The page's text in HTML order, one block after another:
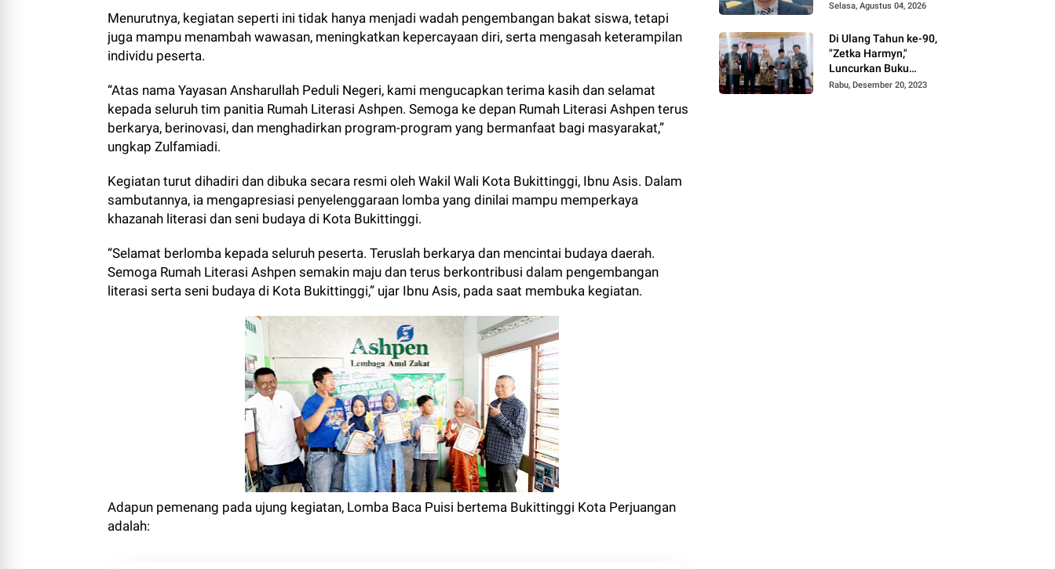
Menurutnya, kegiatan seperti ini tidak hanya menjadi wadah pengembangan bakat siswa, tetapi
juga mampu menambah wawasan, meningkatkan kepercayaan diri, serta mengasah keterampilan
individu peserta.
“Atas nama Yayasan Ansharullah Peduli Negeri, kami mengucapkan terima kasih dan selamat
kepada seluruh tim panitia Rumah Literasi Ashpen. Semoga ke depan Rumah Literasi Ashpen terus
berkarya, berinovasi, dan menghadirkan program-program yang bermanfaat bagi masyarakat,”
ungkap Zulfamiadi.
Kegiatan turut dihadiri dan dibuka secara resmi oleh Wakil Wali Kota Bukittinggi, Ibnu Asis. Dalam
sambutannya, ia mengapresiasi penyelenggaraan lomba yang dinilai mampu memperkaya
khazanah literasi dan seni budaya di Kota Bukittinggi.
“Selamat berlomba kepada seluruh peserta. Teruslah berkarya dan mencintai budaya daerah.
Semoga Rumah Literasi Ashpen semakin maju dan terus berkontribusi dalam pengembangan
literasi serta seni budaya di Kota Bukittinggi,” ujar Ibnu Asis, pada saat membuka kegiatan.
Adapun pemenang pada ujung kegiatan, Lomba Baca Puisi bertema Bukittinggi Kota Perjuangan
adalah:
Selasa, Agustus 04, 2026
Di Ulang Tahun ke-90,
"Zetka Harmyn,"
Luncurkan Buku
Biografi, Jejak Langkah
Rabu, Desember 20, 2023